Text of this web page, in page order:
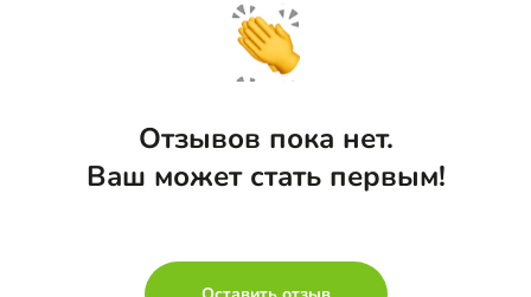
Отзывов пока нет.
Ваш может стать первым!